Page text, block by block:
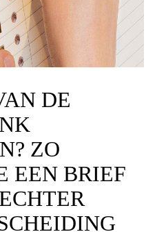
DE
ZO
EEN BRIEF